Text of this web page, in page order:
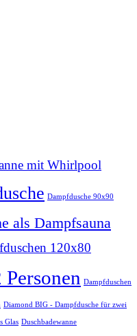
mit Whirlpool
Dampfdusche 90x90
als Dampfsauna
120x80
Dampfduschen
Diamond BIG - Dampfdusche für zwei
Glas Duschbadewanne